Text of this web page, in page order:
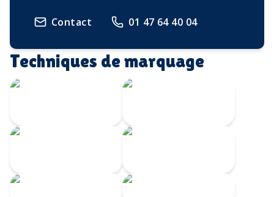
Contact 01 47 64 40 04
Techniques de marquage